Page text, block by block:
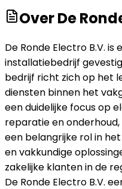
OverDe
De Ronde Electro B.V.
installatiebedrijf
bedrijf richt zich op het
diensten binnen het
een duidelijke focus op
reparatie en onderhoud,
een belangrijke rol in
en vakkundige
zakelijke klanten in de
De Ronde Electro B.V.